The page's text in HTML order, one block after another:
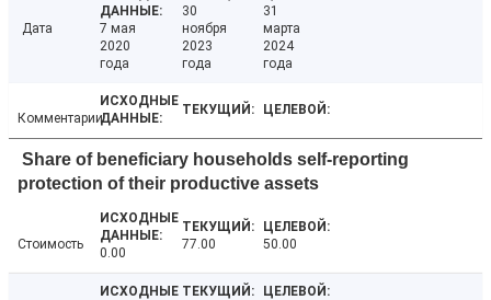
Дата
7 мая
2020
года
30
ноября
2023
года
31
марта
2024
года
Комментарии
Share of beneficiary households self-reporting
protection of their productive assets
Стоимость
0.00
77.00 50.00